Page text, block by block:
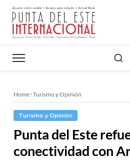
Buscar
Home Turismo y Opinión
Turismo y Opinión
Punta del Este
conectividad con